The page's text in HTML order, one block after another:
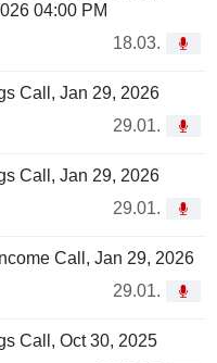
04:00 PM
18.03.
Call, Jan 29, 2026
29.01.
Call, Jan 29, 2026
29.01.
Call, Jan 29, 2026
29.01.
Call, Oct 30, 2025